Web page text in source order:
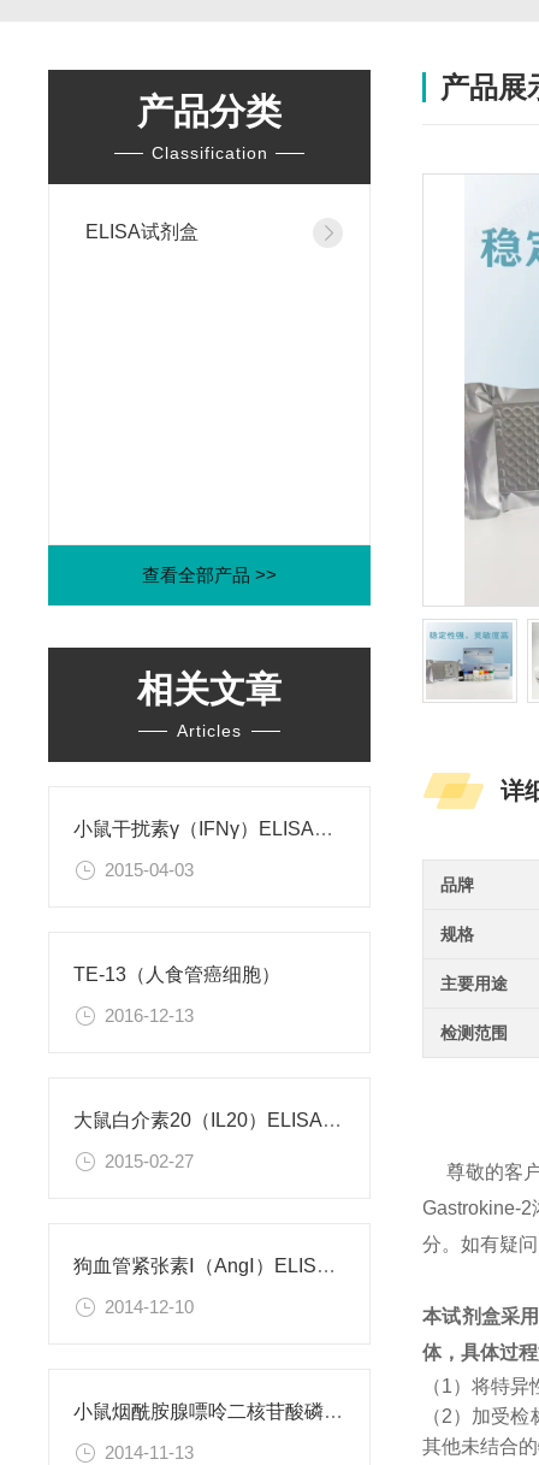
产品分类
Classification
ELISA试剂盒
查看全部产品 >>
相关文章
Articles
小鼠干扰素γ（IFNγ）ELISA试剂盒
2015-04-03
TE-13（人食管癌细胞）
2016-12-13
大鼠白介素20（IL20）ELISA试剂盒
2015-02-27
狗血管紧张素Ⅰ（AngⅠ）ELISA试剂盒
2014-12-10
小鼠烟酰胺腺嘌呤二核苷酸磷酸（NADPH）检测试剂盒
2014-11-13
产品展
详
品牌
规格
主要用途
检测范围
尊敬的客
Gastrokine-
分。如有疑
本试剂盒采
体，具体过
（1）将特
（2）加受
其他未结合